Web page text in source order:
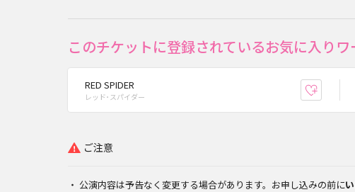
このチケットに登録されているお気に入りワ
RED SPIDER
レッド･スパイダー
ご注意
公演内容は予告なく変更する場合があります。お申し込みの前に